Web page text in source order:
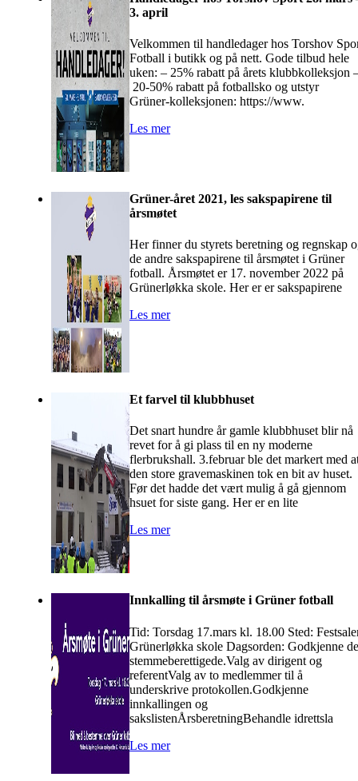
3. april
Velkommen til handledager hos Torshov
Fotball i butikk og på nett. Gode tilbud hele
uken: – 25% rabatt på årets klubbkolleksjon
20-50% rabatt på fotballsko og utstyr
Grüner-kolleksjonen: https://www.
Les mer
Grüner-året 2021, les sakspapirene til
årsmøtet
Her finner du styrets beretning og regnskap
de andre sakspapirene til årsmøtet i Grüner
fotball. Årsmøtet er 17. november 2022 på
Grünerløkka skole. Her er er sakspapirene
Les mer
Et farvel til klubbhuset
Det snart hundre år gamle klubbhuset blir nå
revet for å gi plass til en ny moderne
flerbrukshall. 3.februar ble det markert med
den store gravemaskinen tok en bit av huset.
Før det hadde det vært mulig å gå gjennom
hsuet for siste gang. Her er en lite
Les mer
Innkalling til årsmøte i Grüner fotball
Tid: Torsdag 17.mars kl. 18.00 Sted:
Grünerløkka skole Dagsorden: Godkjenne de
stemmeberettigede.Valg av dirigent og
referentValg av to medlemmer til å
underskrive protokollen.Godkjenne
innkallingen og
sakslistenÅrsberetningBehandle idrettsla
Les mer